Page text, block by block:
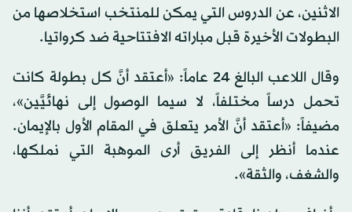
الاثنين، عن الدروس التي يمكن للمنتخب استخلاصها من
البطولات الأخيرة قبل مباراته الافتتاحية ضد كرواتيا.
وقال اللاعب البالغ 24 عاماً: «أعتقد أنَّ كل بطولة كانت
تحمل درساً مختلفاً، لا سيما الوصول إلى نهائيَّين»،
مضيفاً: «أعتقد أنَّ الأمر يتعلق في المقام الأول بالإيمان.
عندما أنظر إلى الفريق أرى الموهبة التي نملكها،
والشغف، والثقة».